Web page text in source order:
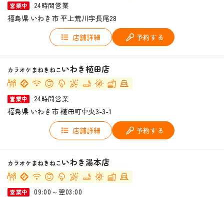
営業中 24時間営業
福島県 いわき市 平上荒川字長尾28
店舗詳細
予約する
カラオケまねきねこいわき植田店
営業中 24時間営業
福島県 いわき市 植田町中央3-3-1
店舗詳細
予約する
カラオケまねきねこいわき湯本店
営業中 09:00～翌03:00